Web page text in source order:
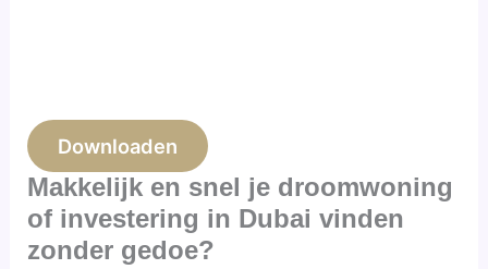
Downloaden
Makkelijk en snel je droomwoning
of investering in Dubai vinden
zonder gedoe?